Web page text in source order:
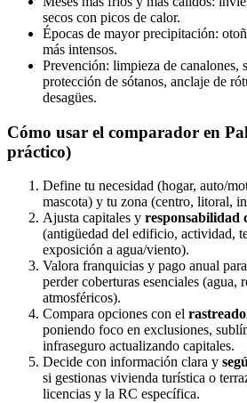
secos con picos de calor.
Épocas de mayor precipitación:
más intensos.
Prevención: limpieza de canalones,
protección de sótanos, anclaje de
desagües.
Cómo usar el comparador en
práctico)
Define tu necesidad (hogar, auto/
mascota) y tu zona (centro, litoral,
Ajusta capitales y responsabilidad
(antigüedad del edificio, actividad,
exposición a agua/viento).
Valora franquicias y pago anual
perder coberturas esenciales (agua,
atmosféricos).
Compara opciones con el
poniendo foco en exclusiones,
infraseguro actualizando capitales.
Decide con información clara y
si gestionas vivienda turística o
licencias y la RC específica.